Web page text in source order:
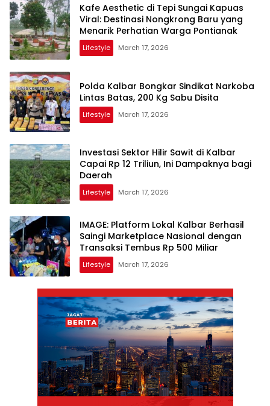
Kafe Aesthetic di Tepi Sungai Kapuas
Viral: Destinasi Nongkrong Baru yang
Menarik Perhatian Warga Pontianak
Lifestyle March 17, 2026
Polda Kalbar Bongkar Sindikat Narkoba
Lintas Batas, 200 Kg Sabu Disita
Lifestyle March 17, 2026
Investasi Sektor Hilir Sawit di Kalbar
Capai Rp 12 Triliun, Ini Dampaknya bagi
Daerah
Lifestyle March 17, 2026
IMAGE: Platform Lokal Kalbar Berhasil
Saingi Marketplace Nasional dengan
Transaksi Tembus Rp 500 Miliar
Lifestyle March 17, 2026